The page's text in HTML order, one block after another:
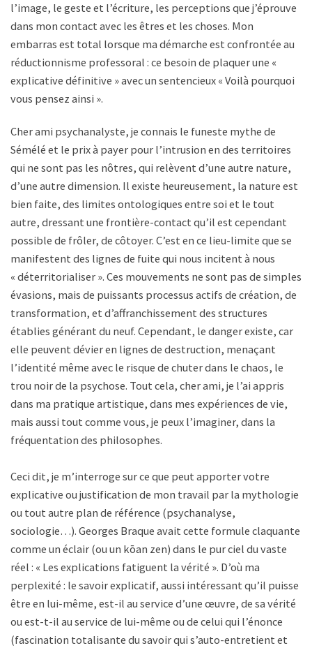
l’image, le geste et l’écriture, les perceptions que j’éprouve
dans mon contact avec les êtres et les choses. Mon
embarras est total lorsque ma démarche est confrontée au
réductionnisme professoral : ce besoin de plaquer une «
explicative définitive » avec un sentencieux « Voilà pourquoi
vous pensez ainsi ».
Cher ami psychanalyste, je connais le funeste mythe de
Sémélé et le prix à payer pour l’intrusion en des territoires
qui ne sont pas les nôtres, qui relèvent d’une autre nature,
d’une autre dimension. Il existe heureusement, la nature est
bien faite, des limites ontologiques entre soi et le tout
autre, dressant une frontière-contact qu’il est cependant
possible de frôler, de côtoyer. C’est en ce lieu-limite que se
manifestent des lignes de fuite qui nous incitent à nous
« déterritorialiser ». Ces mouvements ne sont pas de simples
évasions, mais de puissants processus actifs de création, de
transformation, et d’affranchissement des structures
établies générant du neuf. Cependant, le danger existe, car
elle peuvent dévier en lignes de destruction, menaçant
l’identité même avec le risque de chuter dans le chaos, le
trou noir de la psychose. Tout cela, cher ami, je l’ai appris
dans ma pratique artistique, dans mes expériences de vie,
mais aussi tout comme vous, je peux l’imaginer, dans la
fréquentation des philosophes.
Ceci dit, je m’interroge sur ce que peut apporter votre
explicative ou justification de mon travail par la mythologie
ou tout autre plan de référence (psychanalyse,
sociologie…). Georges Braque avait cette formule claquante
comme un éclair (ou un kōan zen) dans le pur ciel du vaste
réel : « Les explications fatiguent la vérité ». D’où ma
perplexité : le savoir explicatif, aussi intéressant qu’il puisse
être en lui-même, est-il au service d’une œuvre, de sa vérité
ou est-t-il au service de lui-même ou de celui qui l’énonce
(fascination totalisante du savoir qui s’auto-entretient et